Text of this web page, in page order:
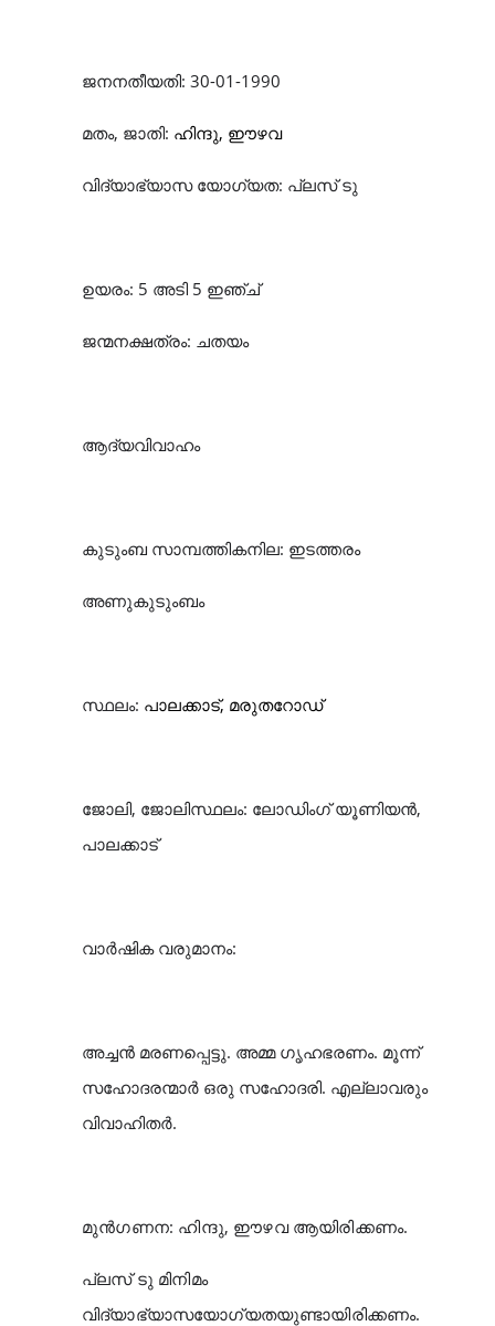
ജനനതീയതി: 30-01-1990
മതം, ജാതി: ഹിന്ദു, ഈഴവ
വിദ്യാഭ്യാസ യോഗ്യത: പ്ലസ് ടു
ഉയരം: 5 അടി 5 ഇഞ്ച്
ജന്മനക്ഷത്രം: ചതയം
ആദ്യവിവാഹം
കുടുംബ സാമ്പത്തികനില: ഇടത്തരം
അണുകുടുംബം
സ്ഥലം: പാ‍ലക്കാട്, മരുതറോഡ്
ജോലി, ജോലിസ്ഥലം: ലോഡിംഗ് യൂണിയൻ,
പാലക്കാട്
വാർഷിക വരുമാനം:
അച്ചൻ മരണപ്പെട്ടു. അമ്മ ഗൃഹഭരണം. മൂന്ന്
സഹോദരന്മാർ ഒരു സഹോദരി. എല്ലാവരും
വിവാഹിതർ.
മുൻ‌ഗണന: ഹിന്ദു, ഈഴവ ആയിരിക്കണം.
പ്ലസ് ടു മിനിമം
വിദ്യാഭ്യാസയോഗ്യതയുണ്ടായിരിക്കണം.